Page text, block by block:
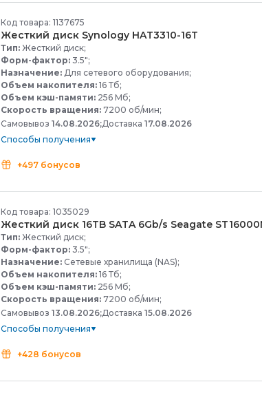
Код товара: 1137675
Жесткий диск Synology HAT3310-16T
Тип: Жесткий диск;
Форм-фактор: 3.5";
Назначение: Для сетевого оборудования;
Объем накопителя: 16 Тб;
Объем кэш-памяти: 256 Мб;
Скорость вращения: 7200 об/мин;
Самовывоз 14.08.2026;Доставка 17.08.2026
Способы получения
+497 бонусов
Код товара: 1035029
Жесткий диск 16TB SATA 6Gb/s Seagate
Тип: Жесткий диск;
Форм-фактор: 3.5";
Назначение: Сетевые хранилища (NAS);
Объем накопителя: 16 Тб;
Объем кэш-памяти: 256 Мб;
Скорость вращения: 7200 об/мин;
Самовывоз 13.08.2026;Доставка 15.08.2026
Способы получения
+428 бонусов